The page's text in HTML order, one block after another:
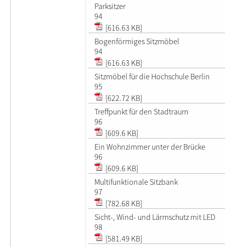
Parksitzer
94
[616.63 KB]
Bogenförmiges Sitzmöbel
94
[616.63 KB]
Sitzmöbel für die Hochschule Berlin
95
[622.72 KB]
Treffpunkt für den Stadtraum
96
[609.6 KB]
Ein Wohnzimmer unter der Brücke
96
[609.6 KB]
Multifunktionale Sitzbank
97
[782.68 KB]
Sicht-, Wind- und Lärmschutz mit LED
98
[581.49 KB]